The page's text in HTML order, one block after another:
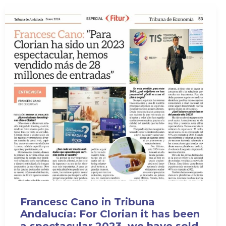
Francesc Cano in Tribuna
Andalucía: For Clorian it has been